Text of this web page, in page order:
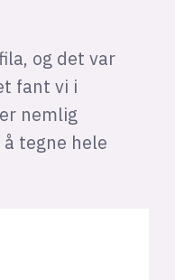
og det var
fant vi i
nemlig
tegne hele